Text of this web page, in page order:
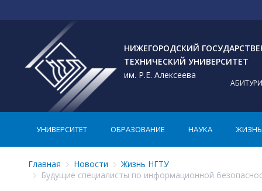
НИЖЕГОРОДСКИЙ
ТЕХНИЧЕСКИЙ УНИВЕРСИТЕТ
им. Р.Е. Алексеева
УНИВЕРСИТЕТ ОБРАЗОВАНИЕ НАУКА ЖИЗНЬ
Главная Новости
Жизнь НГТУ
Будущие специалисты по информационной